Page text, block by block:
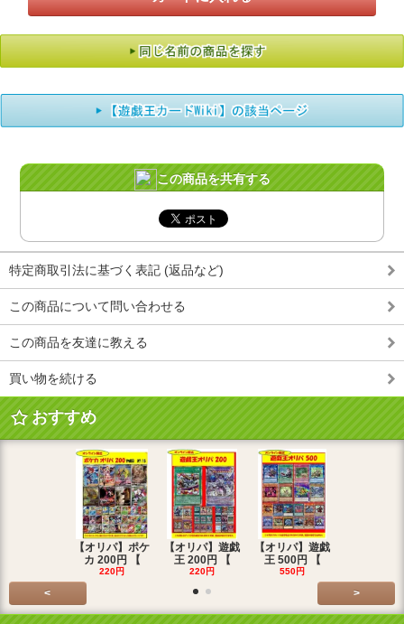
この商品を共有する
特定商取引法に基づく表記 (返品など)
この商品について問い合わせる
この商品を友達に教える
買い物を続ける
おすすめ
【オリパ】ポケ
カ 200円 【
220円
【オリパ】遊戯
王 200円 【
220円
【オリパ】遊戯
王 500円 【
550円
< >